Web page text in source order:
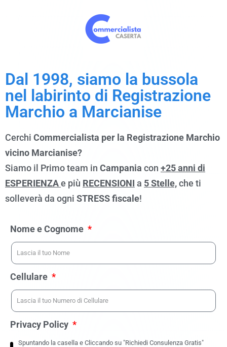
Dal 1998, siamo la bussola
nel labirinto di Registrazione
Marchio a Marcianise
Cerchi Commercialista per la Registrazione Marchio
vicino Marcianise?
Siamo il Primo team in Campania con +25 anni di
ESPERIENZAe più RECENSIONI a 5 Stelle,che ti
solleverà da ogni STRESS fiscale!
Nome e Cognome
Cellulare
Privacy Policy
Spuntando la casella e Cliccando su "Richiedi Consulenza Gratis"